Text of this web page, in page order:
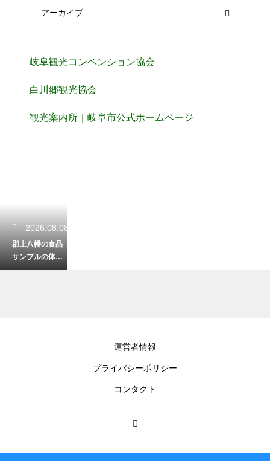
アーカイブ
岐阜観光コンベンション協会
白川郷観光協会
観光案内所｜岐阜市公式ホームページ
2026.08.08
郡上八幡の食品
サンプルの体験
は予約なしでも
運営者情報
プライバシーポリシー
コンタクト